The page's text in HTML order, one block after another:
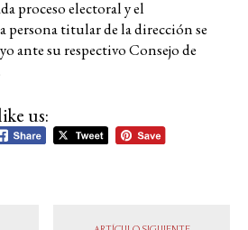
proceso electoral y el
persona titular de la dirección se
ante su respectivo Consejo de
us: